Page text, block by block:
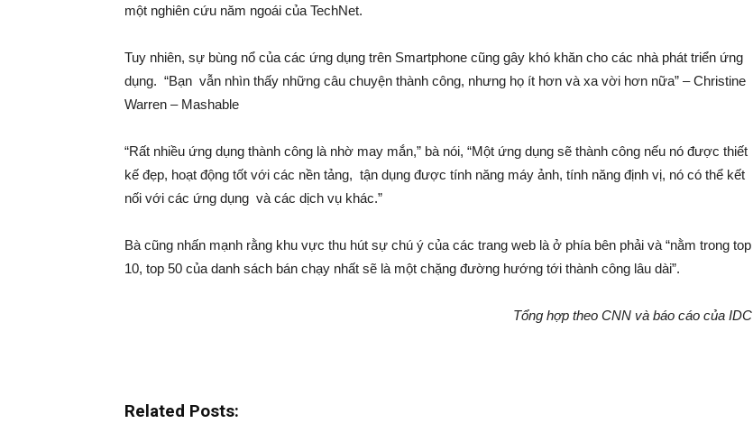
một nghiên cứu năm ngoái của TechNet.
Tuy nhiên, sự bùng nổ của các ứng dụng trên Smartphone cũng gây khó khăn cho các nhà phát triển ứng
dụng. “Bạn vẫn nhìn thấy những câu chuyện thành công, nhưng họ ít hơn và xa vời hơn nữa” – Christine
Warren – Mashable
“Rất nhiều ứng dụng thành công là nhờ may mắn,” bà nói, “Một ứng dụng sẽ thành công nếu nó được thiết
kế đẹp, hoạt động tốt với các nền tảng, tận dụng được tính năng máy ảnh, tính năng định vị, nó có thể kết
nối với các ứng dụng và các dịch vụ khác.”
Bà cũng nhấn mạnh rằng khu vực thu hút sự chú ý của các trang web là ở phía bên phải và “nằm trong top
10, top 50 của danh sách bán chạy nhất sẽ là một chặng đường hướng tới thành công lâu dài”.
Tổng hợp theo CNN và báo cáo của IDC
Related Posts: